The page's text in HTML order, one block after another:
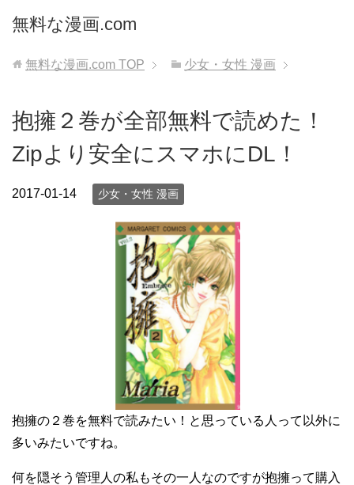
無料な漫画.com
無料な漫画.com TOP 少女・女性 漫画
抱擁２巻が全部無料で読めた！
Zipより安全にスマホにDL！
2017-01-14 少女・女性 漫画
抱擁の２巻を無料で読みたい！と思っている人って以外に
多いみたいですね。
何を隠そう管理人の私もその一人なのですが抱擁って購入